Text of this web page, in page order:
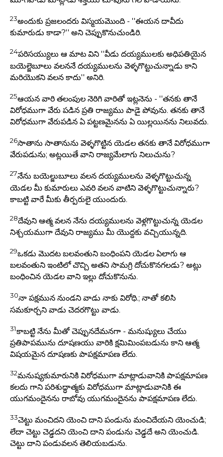
23అందుకు ప్రజలందరు విస్మయమొంది - ''ఈయన దావీదు
కుమారుడు కాడా?'' అని చెప్పుకొనుచుండిరి.
24పరిసయ్యులు ఆ మాట విని ''వీడు దయ్యములకు అధిపతియైన
బయెల్జెబూలు వలననే దయ్యములను వెళ్ళగొట్టుచున్నాడు కాని
మరియొకని వలన కాదు'' అనిరి.
25ఆయన వారి తలంపుల నెరిగి వారితో ఇట్లనెను - ''తనకు తానే
విరోధముగా వేరు పడిన ప్రతి రాజ్యము పాడై పోవును. తనకు తానే
విరోధముగా వేరుపడిన ఏ పట్టణమైనను ఏ యిల్లయినను నిలువదు.
26సాతాను సాతానును వెళ్ళగొట్టిన యెడల తనకు తానే విరోధముగా
వేరుపడును; అట్లయితే వాని రాజ్యమేలాగు నిలుచును?
27నేను బయెల్జుబూలు వలన దయ్యములను వెళ్ళగొట్టుచున్న
యెడల మీ కుమారులు ఎవరి వలన వాటిని వెళ్ళగొట్టుచున్నారు?
కాబట్టి వారే మీకు తీర్పరులై యుందురు.
28దేవుని ఆత్మ వలన నేను దయ్యములను వెళ్లగొట్టుచున్న యెడల
నిశ్చయముగా దేవుని రాజ్యము మీ యొద్దకు వచ్చియున్నది.
29ఒకడు మొదట బలవంతుని బంధింపని యెడల ఏలాగు ఆ
బలవంతుని ఇంటిలో చొచ్చి అతని సామగ్రి దోచుకొనగలడు? అట్లు
బంధించిన యెడల వాని ఇల్లు దోచుకొనును.
30నా పక్షమున నుండని వాడు నాకు విరోధి.; నాతో కలిసి
సమకూర్చని వాడు చెదరగొట్టు వాడు.
31కాబట్టి నేను మీతో చెప్పునదేమనగా - మనుష్యులు చేయు
ప్రతిపాపమును దూషణయు వారికి క్షమిమింపబడును కాని ఆత్మ
విషయమైన దూషణకు పాపక్షమాపణ లేదు.
32మనుష్యకుమారునికి విరోధముగా మాట్లాడువానికి పాపక్షమాపణ
కలదు గాని పరిశుద్ధాత్మకు విరోధముగా మాట్లాడువానికి ఈ
యుగమందైనను రాబోవు యుగమందైనను పాపక్షమాపణ లేదు.
33చెట్టు మంచిదని యెంచి దాని పండును మంచిదేయని యెంచుడి;
లేదా చెట్టు చెడ్ఢదని యెంచి దాని పండును చెడ్ఢదే అని యెంచుడి.
చెట్టు దాని పండువలన తెలియబడును.